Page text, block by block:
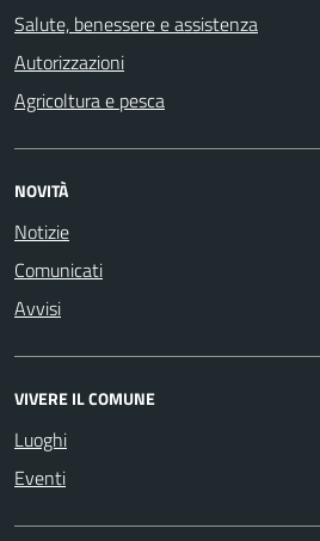
Salute, benessere e assistenza
Autorizzazioni
Agricoltura e pesca
NOVITÀ
Notizie
Comunicati
Avvisi
VIVERE IL COMUNE
Luoghi
Eventi